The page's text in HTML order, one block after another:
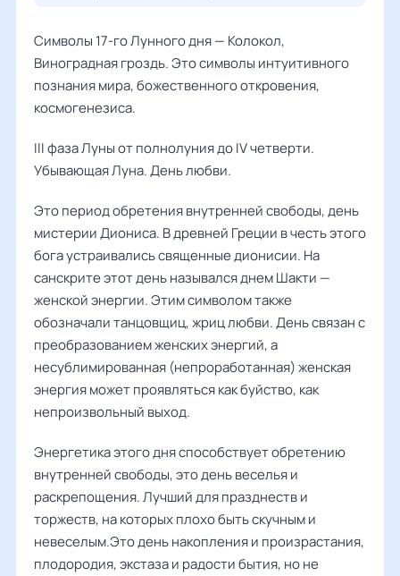
Символы 17-го Лунного дня — Колокол,
Виноградная гроздь. Это символы интуитивного
познания мира, божественного откровения,
космогенезиса.
III фаза Луны от полнолуния до IV четверти.
Убывающая Луна. День любви.
Это период обретения внутренней свободы, день
мистерии Диониса. В древней Греции в честь этого
бога устраивались священные дионисии. На
санскрите этот день назывался днем Шакти —
женской энергии. Этим символом также
обозначали танцовщиц, жриц любви. День связан с
преобразованием женских энергий, а
несублимированная (непроработанная) женская
энергия может проявляться как буйство, как
непроизвольный выход.
Энергетика этого дня способствует обретению
внутренней свободы, это день веселья и
раскрепощения. Лучший для празднеств и
торжеств, на которых плохо быть скучным и
невеселым.Это день накопления и произрастания,
плодородия, экстаза и радости бытия, но не